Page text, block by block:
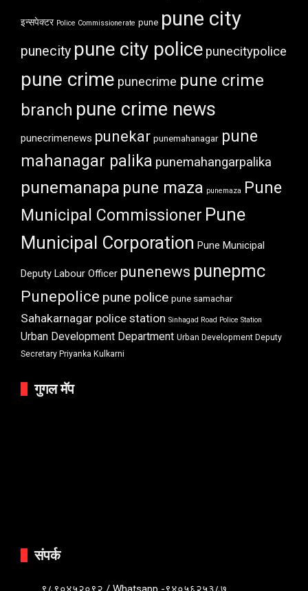
इन्सपेक्टर Police Commissionerate pune pune city
punecity pune city police punecitypolice
pune crime punecrime pune crime
branch pune crime news
punecrimenews punekar punemahanagar pune
mahanagar palika punemahangarpalika
punemanapa pune maza punemaza Pune
Municipal Commissioner Pune
Municipal Corporation Pune Municipal
Deputy Labour Officer punenews punepmc
Punepolice pune police pune samachar
Sahakarnagar police station Sinhagad Road Police Station
Urban Development Department Urban Development Deputy
Secretary Priyanka Kulkarni
गुगल मॅप
संपर्क